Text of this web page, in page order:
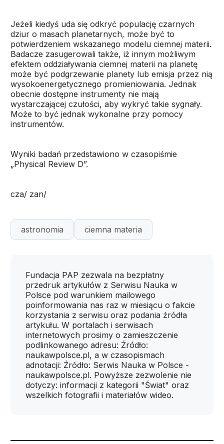
Jeżeli kiedyś uda się odkryć populację czarnych
dziur o masach planetarnych, może być to
potwierdzeniem wskazanego modelu ciemnej materii.
Badacze zasugerowali także, iż innym możliwym
efektem oddziaływania ciemnej materii na planetę
może być podgrzewanie planety lub emisja przez nią
wysokoenergetycznego promieniowania. Jednak
obecnie dostępne instrumenty nie mają
wystarczającej czułości, aby wykryć takie sygnały.
Może to być jednak wykonalne przy pomocy
instrumentów.
Wyniki badań przedstawiono w czasopiśmie
„Physical Review D”.
cza/ zan/
astronomia ciemna materia
Fundacja PAP zezwala na bezpłatny
przedruk artykułów z Serwisu Nauka w
Polsce pod warunkiem mailowego
poinformowania nas raz w miesiącu o fakcie
korzystania z serwisu oraz podania źródła
artykułu. W portalach i serwisach
internetowych prosimy o zamieszczenie
podlinkowanego adresu: Źródło:
naukawpolsce.pl, a w czasopismach
adnotacji: Źródło: Serwis Nauka w Polsce -
naukawpolsce.pl. Powyższe zezwolenie nie
dotyczy: informacji z kategorii "Świat" oraz
wszelkich fotografii i materiałów wideo.